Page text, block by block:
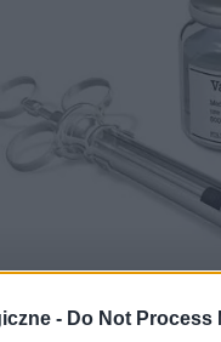
- Do Not Process